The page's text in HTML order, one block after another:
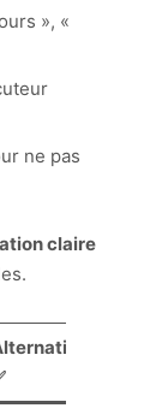
», «
ne pas
claire